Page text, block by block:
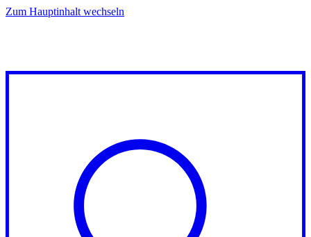
Zum Hauptinhalt wechseln